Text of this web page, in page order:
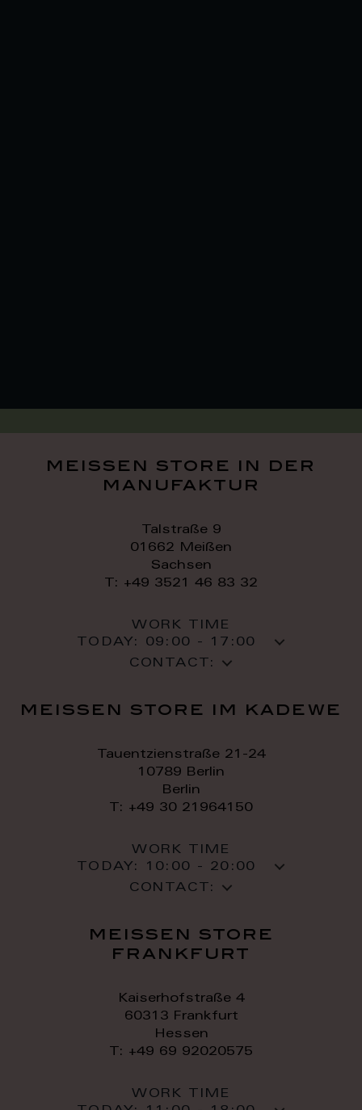
meissen store in der
manufaktur
Talstraße 9
01662 Meißen
Sachsen
T: +49 3521 46 83 32
WORK TIME
TODAY: 09:00 - 17:00
CONTACT:
meissen store im kadewe
Tauentzienstraße 21-24
10789 Berlin
Berlin
T: +49 30 21964150
WORK TIME
TODAY:
10:00 - 20:00
CONTACT:
meissen store
frankfurt
Kaiserhofstraße 4
60313 Frankfurt
Hessen
T: +49 69 92020575
WORK TIME